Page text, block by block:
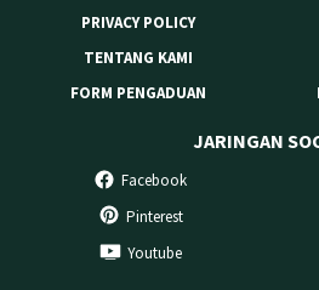
PRIVACY POLICY
TENTANG KAMI
FORM PENGADUAN
JARINGAN
Facebook
Pinterest
Youtube